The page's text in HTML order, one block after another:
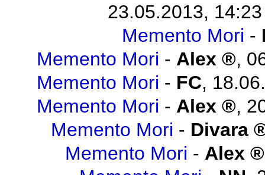
23.05.2013, 14:23
Memento Mori -
Memento Mori - Alex ,
Memento Mori - FC,
Memento Mori - Alex ,
Memento Mori - Divara
Memento Mori - Alex